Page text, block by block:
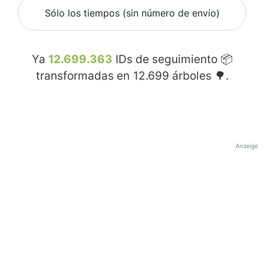
Sólo los tiempos (sin número de envío)
Ya 12.699.363 IDs de seguimiento 📦
transformadas en 12.699 árboles 🌳.
Anzeige